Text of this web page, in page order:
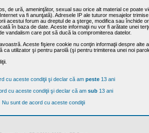
de ură, ameninţător, sexual sau orice alt material ce poate
va fi anunţată). Adresele IP ale tuturor mesajelor
acestui forum au dreptul de a şterge, modifica sau închide
în baza de date. Aceste informaţii nu vor fi arătate unei
vandalism care pot să ducă la compromiterea datelor.
Aceste fişiere cookie nu conţin informaţii despre alte
utilizator şi pentru parolă (şi pentru trimiterea unei noi
cu aceste condiţii şi declar că am peste 13 ani
cu aceste condiţii şi declar că am sub13 ani
Nu sunt de acord cu aceste condiţii